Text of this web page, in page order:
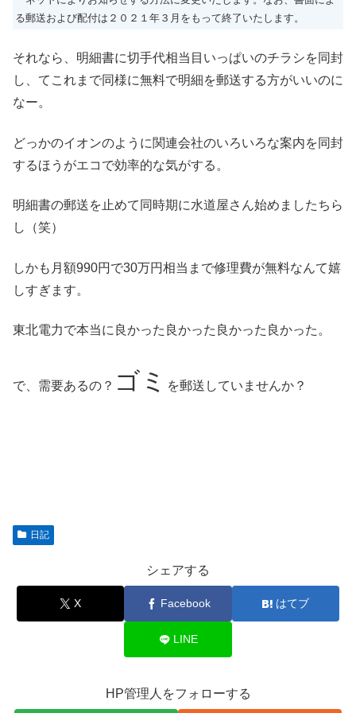
る郵送および配付は２０２１年３月をもって終了いたします。
それなら、明細書に切手代相当目いっぱいのチラシを同封
し、てこれまで同様に無料で明細を郵送する方がいいのに
なー。
どっかのイオンのように関連会社のいろいろな案内を同封
するほうがエコで効率的な気がする。
明細書の郵送を止めて同時期に水道屋さん始めましたちら
し（笑）
しかも月額990円で30万円相当まで修理費が無料なんて嬉
しすぎます。
東北電力で本当に良かった良かった良かった良かった。
で、需要あるの？ ゴミ を郵送していませんか？
日記
シェアする
X Facebook はてブ
LINE
HP管理人をフォローする